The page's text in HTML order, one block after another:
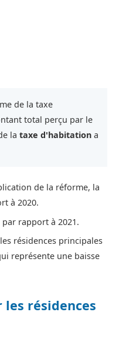
de la taxe
total perçu par le
la taxe d'habitation a
de la réforme, la
à 2020.
par rapport à 2021.
résidences principales
représente une baisse
résidences